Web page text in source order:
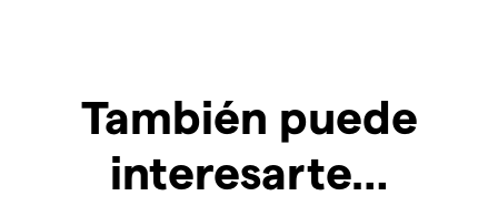
También puede
interesarte…